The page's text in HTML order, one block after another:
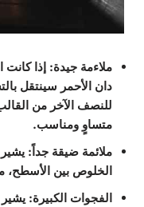
ملاءمة جيدة: إذا
دان الأحمر سينتقل
للنصف الآخر من
متساوٍ ومناسب.
ملائمة ضيقة جداً :
الخلوص بين الأسطح،
الفجوات الكبيرة: يشير